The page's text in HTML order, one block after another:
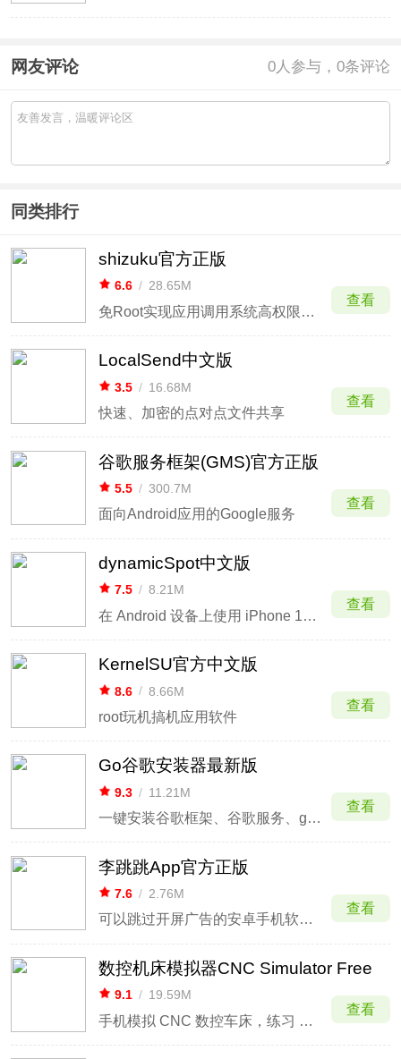
网友评论 0人参与，0条评论
同类排行
shizuku官方正版
6.6 / 28.65M
免Root实现应用调用系统高权限接口
查看
LocalSend中文版
3.5 / 16.68M
快速、加密的点对点文件共享
查看
谷歌服务框架(GMS)官方正版
5.5 / 300.7M
面向Android应用的Google服务
查看
dynamicSpot中文版
7.5 / 8.21M
在 Android 设备上使用 iPhone 15 Pro 的动态岛通知
查看
KernelSU官方中文版
8.6 / 8.66M
root玩机搞机应用软件
查看
Go谷歌安装器最新版
9.3 / 11.21M
一键安装谷歌框架、谷歌服务、google play谷歌商店
查看
李跳跳App官方正版
7.6 / 2.76M
可以跳过开屏广告的安卓手机软件工具
查看
数控机床模拟器CNC Simulator Free
9.1 / 19.59M
手机模拟 CNC 数控车床，练习 G‑code 编程和车削操作
查看